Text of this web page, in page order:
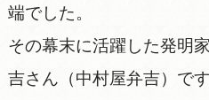
端でした。
その幕末に活躍した発明
吉さん（中村屋弁吉）です